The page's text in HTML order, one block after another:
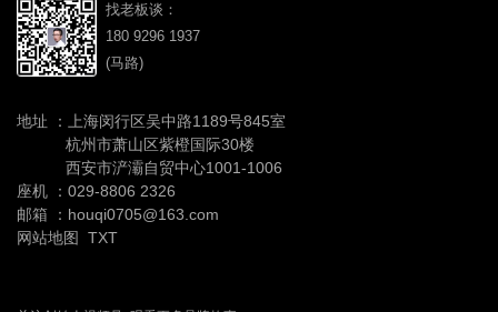
找老板谈：
180 9296 1937
(马路)
地址 ：上海闵行区吴中路1189号845室
杭州市萧山区紫橙国际30楼
西安市浐灞自贸中心1001-1006
座机 ： 029-8806 2326
邮箱 ：houqi0705@163.com
网站地图
TXT